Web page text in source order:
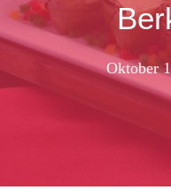
Oktober